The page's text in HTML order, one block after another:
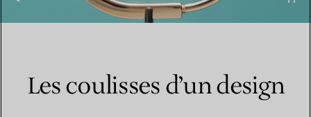
Les coulisses d’un design